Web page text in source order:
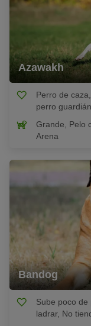
Azawakh
Perro de
perro
Grande, Pelo
Arena
Bandog
Sube poco de
ladrar, No